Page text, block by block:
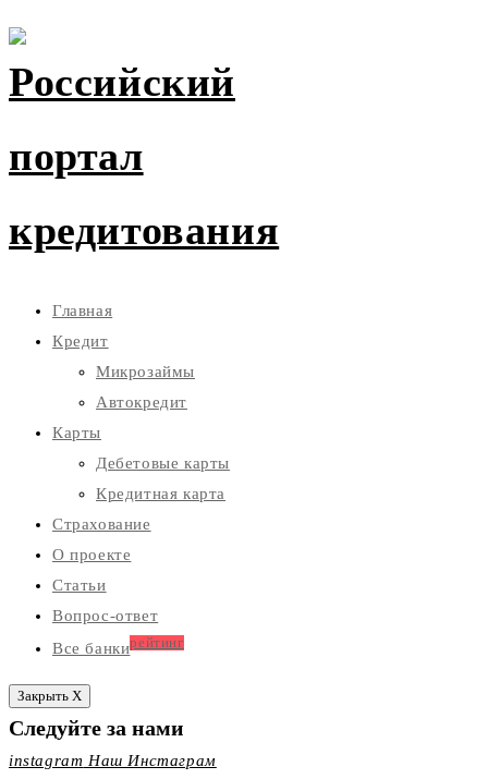
Главная
Кредит
Микрозаймы
Автокредит
Карты
Дебетовые карты
Кредитная карта
Страхование
О проекте
Статьи
Вопрос-ответ
Все банкирейтинг
Закрыть X
Следуйте за нами
instagram Наш Инстаграм